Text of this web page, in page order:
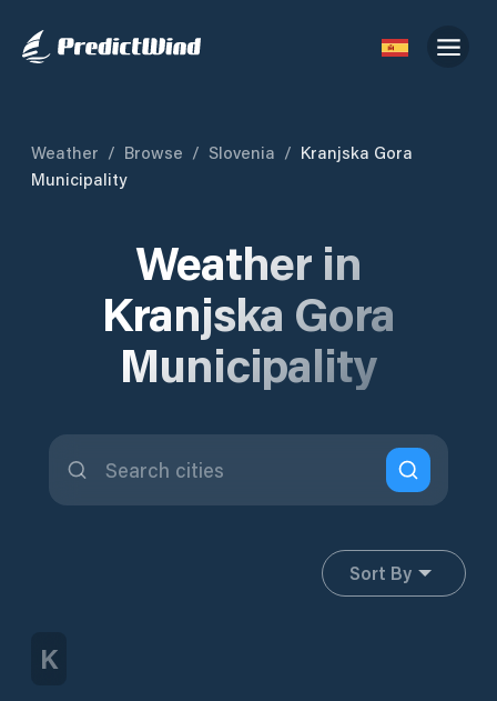
Weather / Browse / Slovenia / Kranjska Gora
Municipality
Weather in
Kranjska Gora
Municipality
Sort By
K